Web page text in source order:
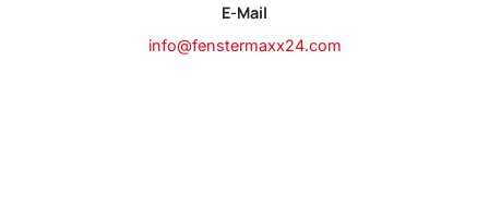
E-Mail
info@fenstermaxx24.com